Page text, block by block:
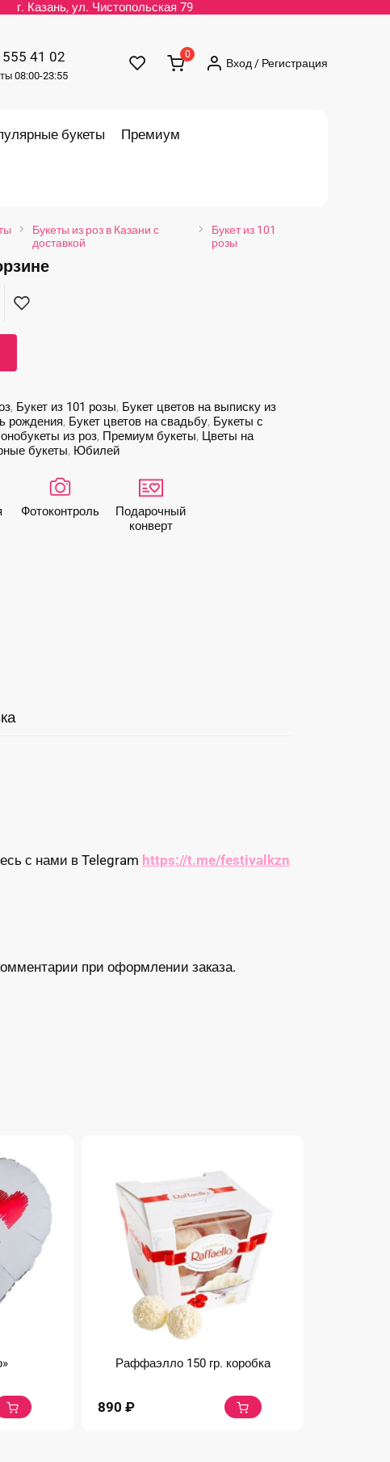
г. Казань, ул. Чистопольская 79
41 02
08:00-23:55
0
Вход / Регистрация
букеты Премиум
Букеты из роз в Казани с
доставкой
Букет из 101
розы
, Букет из 101 розы, Букет цветов на выписку из
рождения, Букет цветов на свадьбу, Букеты с
из роз, Премиум букеты, Цветы на
букеты, Юбилей
Фото­контроль
Подарочный
конверт
с нами в Telegram https://t.me/festivalkzn
при оформлении заказа.
Раффаэлло 150 гр. коробка
890 ₽